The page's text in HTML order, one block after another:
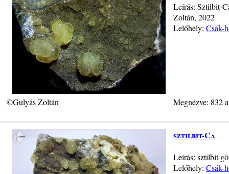
Leírás: Sztilbit-
Zoltán, 2022
Lelőhely: Csák-
©Gulyás Zoltán Megnézve: 832
sztilbit-Ca
Leírás: sztilbit
Lelőhely: Csák-